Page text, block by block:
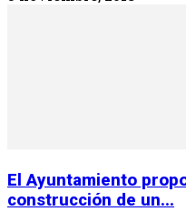
El Ayuntamiento
construcción de un...